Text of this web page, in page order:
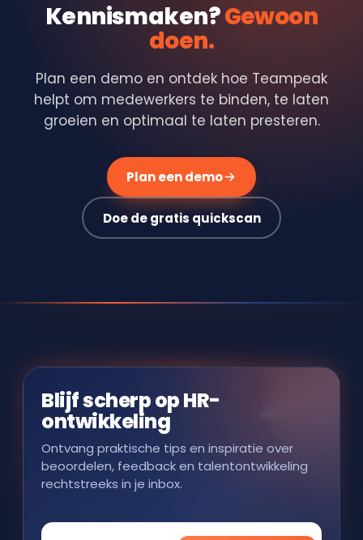
Kennismaken?Gewoon
doen.
Plan een demo en ontdek hoe Teampeak
helpt om medewerkers te binden, te laten
groeien en optimaal te laten presteren.
Plan een demo
Doe de gratis quickscan
Blijf scherp op HR-
ontwikkeling
Ontvang praktische tips en inspiratie over
beoordelen, feedback en talentontwikkeling
rechtstreeks in je inbox.